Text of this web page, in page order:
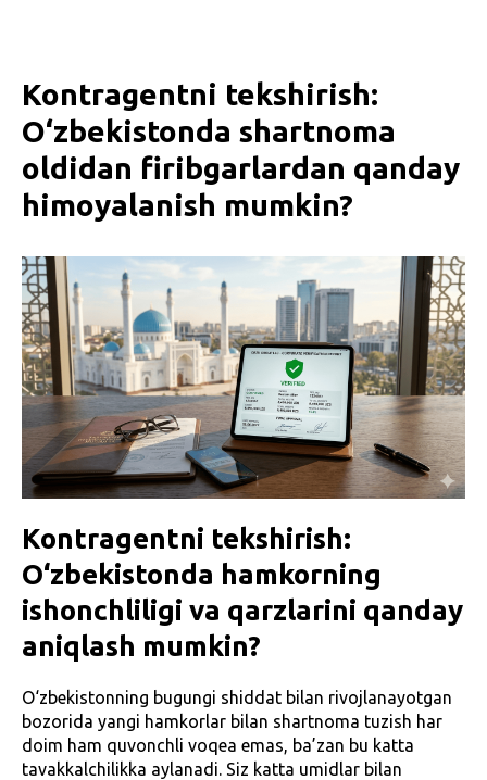
Kontragentni tekshirish:
O‘zbekistonda shartnoma
oldidan firibgarlardan qanday
himoyalanish mumkin?
Kontragentni tekshirish:
O‘zbekistonda hamkorning
ishonchliligi va qarzlarini qanday
aniqlash mumkin?
O‘zbekistonning bugungi shiddat bilan rivojlanayotgan
bozorida yangi hamkorlar bilan shartnoma tuzish har
doim ham quvonchli voqea emas, ba’zan bu katta
tavakkalchilikka aylanadi. Siz katta umidlar bilan